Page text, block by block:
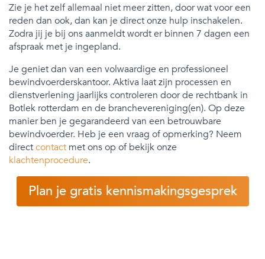
Zie je het zelf allemaal niet meer zitten, door wat voor een
reden dan ook, dan kan je direct onze hulp inschakelen.
Zodra jij je bij ons aanmeldt wordt er binnen 7 dagen een
afspraak met je ingepland.
Je geniet dan van een volwaardige en professioneel
bewindvoerderskantoor. Aktiva laat zijn processen en
dienstverlening jaarlijks controleren door de rechtbank in
Botlek rotterdam en de branchevereniging(en). Op deze
manier ben je gegarandeerd van een betrouwbare
bewindvoerder. Heb je een vraag of opmerking? Neem
directcontact met ons op of bekijk onze
klachtenprocedure.
Plan je gratis kennismakingsgesprek